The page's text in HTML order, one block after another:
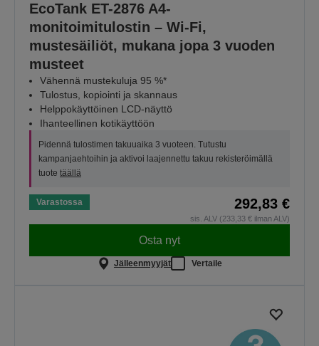
EcoTank ET-2876 A4-
monitoimitulostin – Wi-Fi,
mustesäiliöt, mukana jopa 3 vuoden
musteet
Vähennä mustekuluja 95 %*
Tulostus, kopiointi ja skannaus
Helppokäyttöinen LCD-näyttö
Ihanteellinen kotikäyttöön
Pidennä tulostimen takuuaika 3 vuoteen. Tutustu
kampanjaehtoihin ja aktivoi laajennettu takuu rekisteröimällä
tuote täällä
Varastossa 292,83 €
sis. ALV (233,33 € ilman ALV)
Osta nyt
Jälleenmyyjät Vertaile